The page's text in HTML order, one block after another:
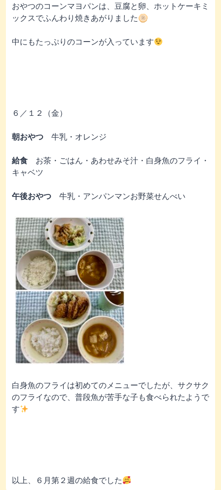
おやつのコーンマヨパンは、豆腐と卵、ホットケーキミ
ックスでふんわり焼きあがりました🫓
中にもたっぷりのコーンが入っています
６／１２（金）
朝おやつ 牛乳・オレンジ
給食 お茶・ごはん・あわせみそ汁・白身魚のフライ・
キャベツ
午後おやつ 牛乳・アンパンマンお野菜せんべい
白身魚のフライは初めてのメニューでしたが、サクサク
のフライなので、普段魚が苦手な子も食べられたようで
す
以上、６月第２週の給食でした